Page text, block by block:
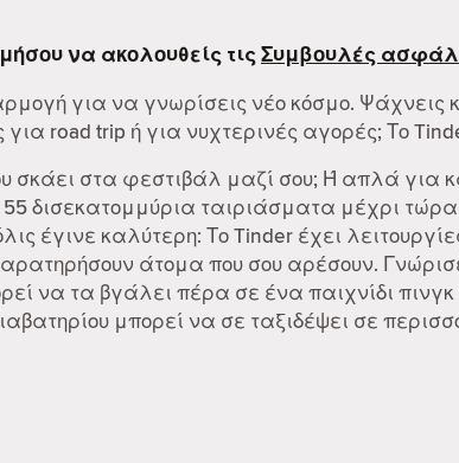
να ακολουθείς τιςΣυμβουλές
για να γνωρίσεις νέο κόσμο. Ψάχνεις
road trip ή για νυχτερινές αγορές; Το
σκάει στα φεστιβάλ μαζί σου; Ή απλά για
δισεκατομμύρια ταιριάσματα μέχρι
έγινε καλύτερη: Το Tinder έχει
άτομα που σου αρέσουν.
να τα βγάλει πέρα σε ένα παιχνίδι
μπορεί να σε ταξιδέψει σε